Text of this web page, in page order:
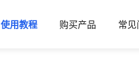
使用教程 购买产品 常